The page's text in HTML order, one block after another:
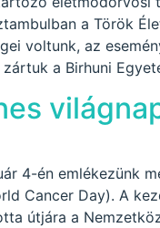
a Török
voltunk, az
a Birhuni
4-én emlékezünk
Cancer Day). A
útjára a